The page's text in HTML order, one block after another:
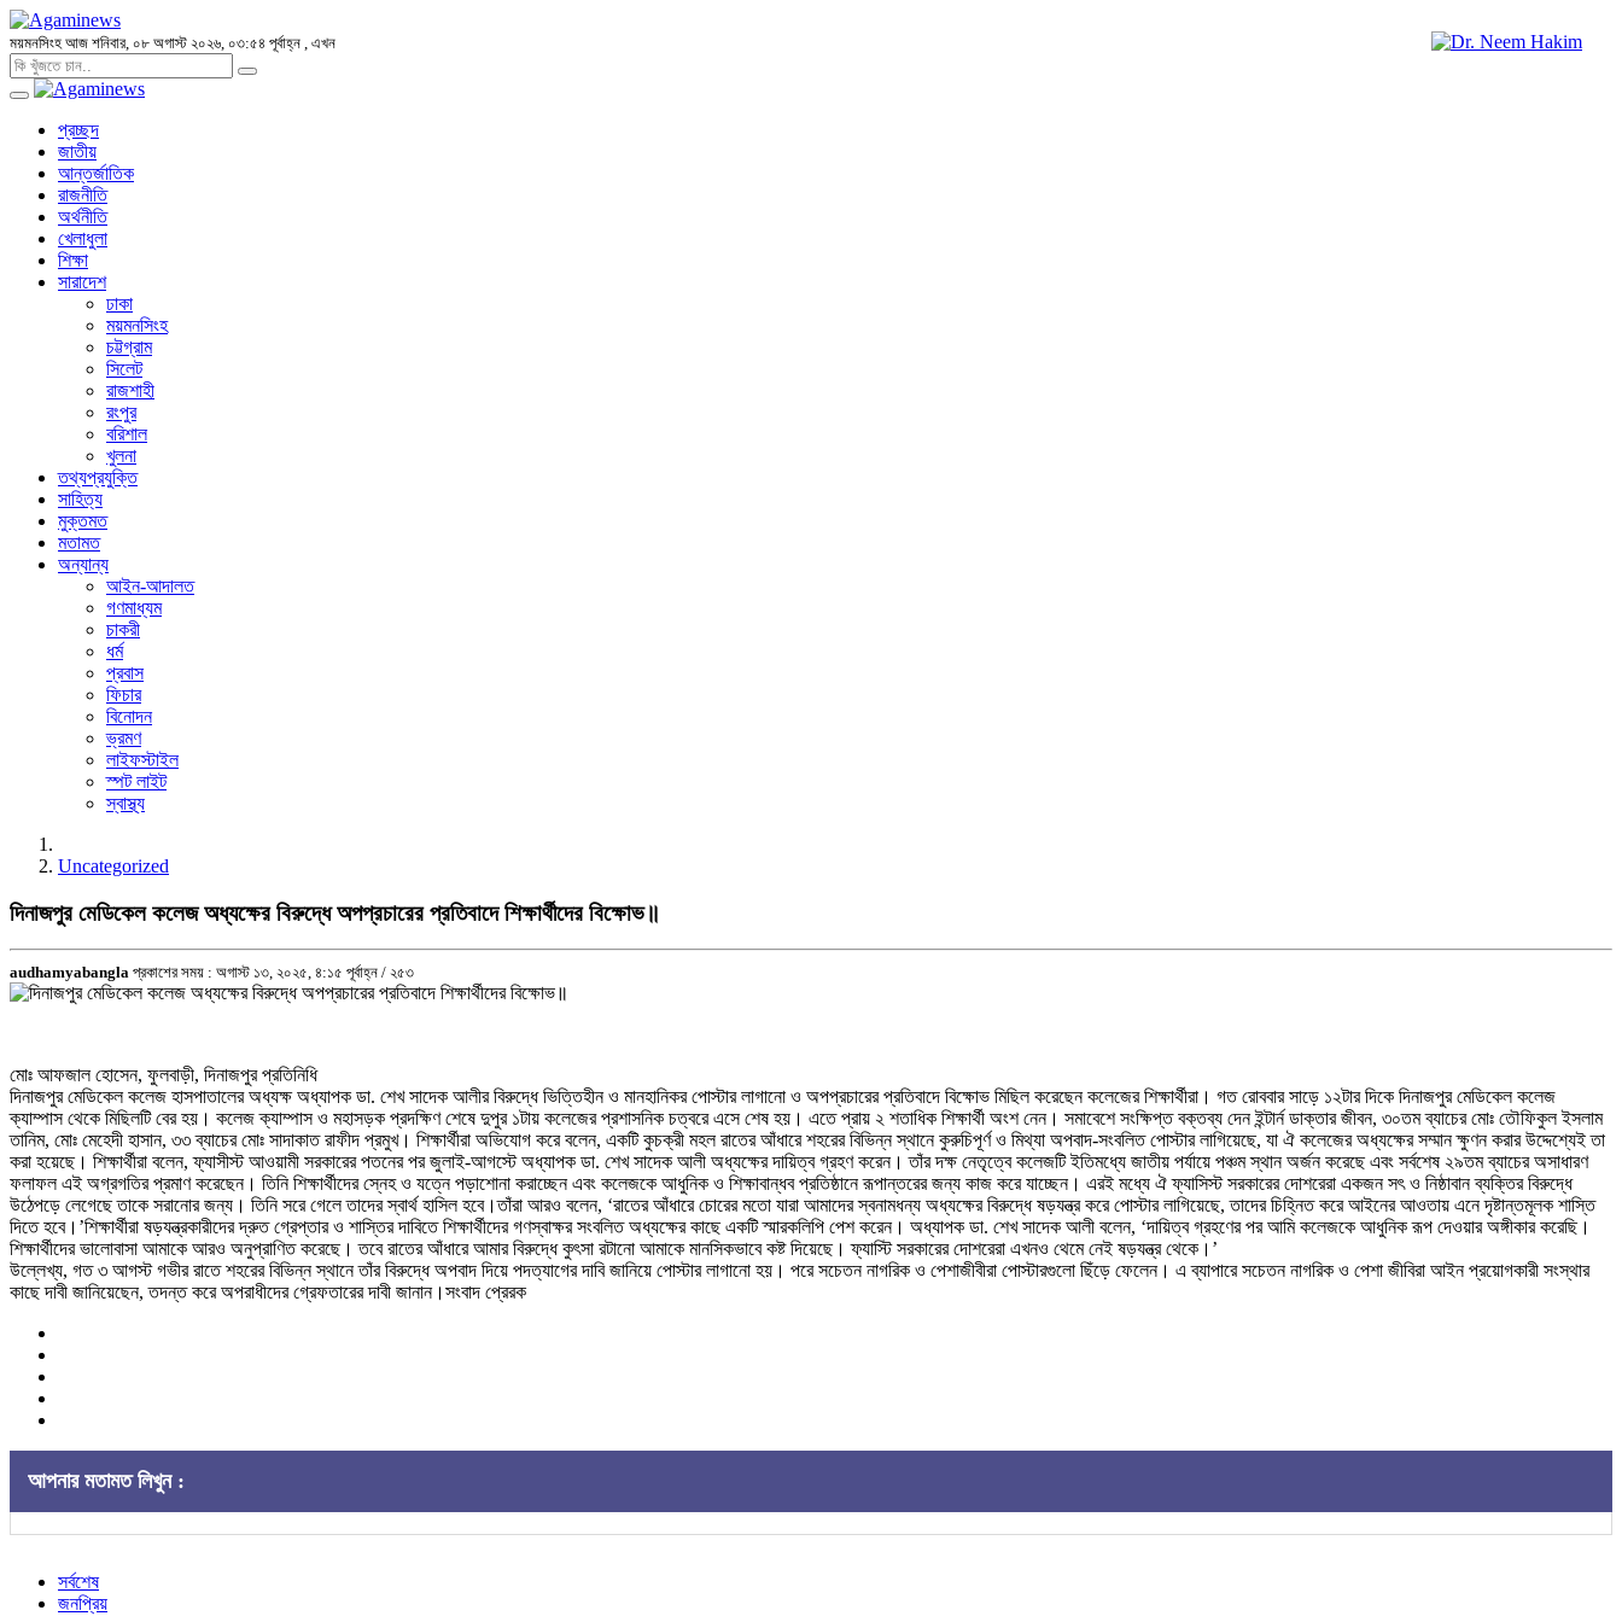
ময়মনসিংহ আজ শনিবার, ০৮ অগাস্ট ২০২৬, ০৩:৫৪ পূর্বাহ্ন , এখন
প্রচ্ছদ
জাতীয়
আন্তর্জাতিক
রাজনীতি
অর্থনীতি
খেলাধুলা
শিক্ষা
সারাদেশ
ঢাকা
ময়মনসিংহ
চট্টগ্রাম
সিলেট
রাজশাহী
রংপুর
বরিশাল
খুলনা
তথ্যপ্রযুক্তি
সাহিত্য
মুক্তমত
মতামত
অন্যান্য
আইন-আদালত
গণমাধ্যম
চাকরী
ধর্ম
প্রবাস
ফিচার
বিনোদন
ভ্রমণ
লাইফস্টাইল
স্পট লাইট
স্বাস্থ্য
Uncategorized
দিনাজপুর মেডিকেল কলেজ অধ্যক্ষের বিরুদ্ধে অপপ্রচারের প্রতিবাদে শিক্ষার্থীদের বিক্ষোভ॥
audhamyabangla প্রকাশের সময় : অগাস্ট ১৩, ২০২৫, ৪:১৫ পূর্বাহ্ন / ২৫৩
মোঃ আফজাল হোসেন, ফুলবাড়ী, দিনাজপুর প্রতিনিধি
দিনাজপুর মেডিকেল কলেজ হাসপাতালের অধ্যক্ষ অধ্যাপক ডা. শেখ সাদেক আলীর বিরুদ্ধে ভিত্তিহীন ও মানহানিকর পোস্টার লাগানো ও অপপ্রচারের প্রতিবাদে বিক্ষোভ মিছিল করেছেন কলেজের শিক্ষার্থীরা। গত রোববার সাড়ে ১২টার দিকে দিনাজপুর মেডিকেল কলেজ
ক্যাম্পাস থেকে মিছিলটি বের হয়। কলেজ ক্যাম্পাস ও মহাসড়ক প্রদক্ষিণ শেষে দুপুর ১টায় কলেজের প্রশাসনিক চত্বরে এসে শেষ হয়। এতে প্রায় ২ শতাধিক শিক্ষার্থী অংশ নেন। সমাবেশে সংক্ষিপ্ত বক্তব্য দেন ইন্টার্ন ডাক্তার জীবন, ৩০তম ব্যাচের মোঃ তৌফিকুল ইসলাম
তানিম, মোঃ মেহেদী হাসান, ৩৩ ব্যাচের মোঃ সাদাকাত রাফীদ প্রমুখ। শিক্ষার্থীরা অভিযোগ করে বলেন, একটি কুচক্রী মহল রাতের আঁধারে শহরের বিভিন্ন স্থানে কুরুচিপূর্ণ ও মিথ্যা অপবাদ-সংবলিত পোস্টার লাগিয়েছে, যা ঐ কলেজের অধ্যক্ষের সম্মান ক্ষুণন করার উদ্দেশ্যেই তা
করা হয়েছে। শিক্ষার্থীরা বলেন, ফ্যাসীস্ট আওয়ামী সরকারের পতনের পর জুলাই-আগস্টে অধ্যাপক ডা. শেখ সাদেক আলী অধ্যক্ষের দায়িত্ব গ্রহণ করেন। তাঁর দক্ষ নেতৃত্বে কলেজটি ইতিমধ্যে জাতীয় পর্যায়ে পঞ্চম স্থান অর্জন করেছে এবং সর্বশেষ ২৯তম ব্যাচের অসাধারণ
ফলাফল এই অগ্রগতির প্রমাণ করেছেন। তিনি শিক্ষার্থীদের স্নেহ ও যত্নে পড়াশোনা করাচ্ছেন এবং কলেজকে আধুনিক ও শিক্ষাবান্ধব প্রতিষ্ঠানে রূপান্তরের জন্য কাজ করে যাচ্ছেন। এরই মধ্যে ঐ ফ্যাসিস্ট সরকারের দোশরেরা একজন সৎ ও নিষ্ঠাবান ব্যক্তির বিরুদ্ধে
উঠেপড়ে লেগেছে তাকে সরানোর জন্য। তিনি সরে গেলে তাদের স্বার্থ হাসিল হবে।তাঁরা আরও বলেন, ‘রাতের আঁধারে চোরের মতো যারা আমাদের স্বনামধন্য অধ্যক্ষের বিরুদ্ধে ষড়যন্ত্র করে পোস্টার লাগিয়েছে, তাদের চিহ্নিত করে আইনের আওতায় এনে দৃষ্টান্তমূলক শাস্তি
দিতে হবে।’শিক্ষার্থীরা ষড়যন্ত্রকারীদের দ্রুত গ্রেপ্তার ও শাস্তির দাবিতে শিক্ষার্থীদের গণস্বাক্ষর সংবলিত অধ্যক্ষের কাছে একটি স্মারকলিপি পেশ করেন। অধ্যাপক ডা. শেখ সাদেক আলী বলেন, ‘দায়িত্ব গ্রহণের পর আমি কলেজকে আধুনিক রূপ দেওয়ার অঙ্গীকার করেছি।
শিক্ষার্থীদের ভালোবাসা আমাকে আরও অনুপ্রাণিত করেছে। তবে রাতের আঁধারে আমার বিরুদ্ধে কুৎসা রটানো আমাকে মানসিকভাবে কষ্ট দিয়েছে। ফ্যাস্টি সরকারের দোশরেরা এখনও থেমে নেই ষড়যন্ত্র থেকে।’
উল্লেখ্য, গত ৩ আগস্ট গভীর রাতে শহরের বিভিন্ন স্থানে তাঁর বিরুদ্ধে অপবাদ দিয়ে পদত্যাগের দাবি জানিয়ে পোস্টার লাগানো হয়। পরে সচেতন নাগরিক ও পেশাজীবীরা পোস্টারগুলো ছিঁড়ে ফেলেন। এ ব্যাপারে সচেতন নাগরিক ও পেশা জীবিরা আইন প্রয়োগকারী সংস্থার
কাছে দাবী জানিয়েছেন, তদন্ত করে অপরাধীদের গ্রেফতারের দাবী জানান।সংবাদ প্রেরক
আপনার মতামত লিখুন :
সর্বশেষ
জনপ্রিয়